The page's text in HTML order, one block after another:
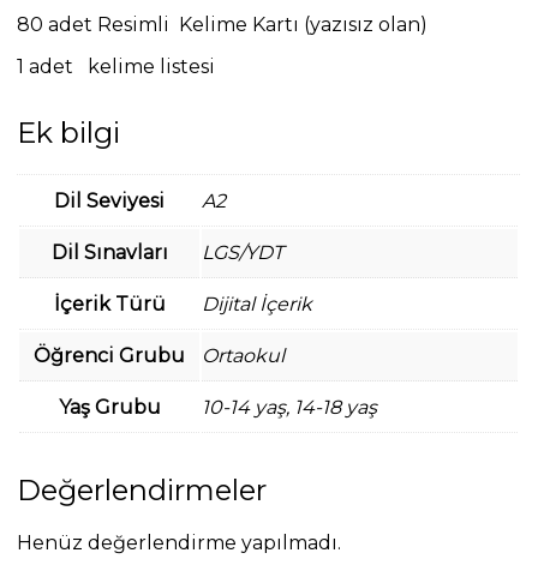
80 adet Resimli Kelime Kartı (yazısız olan)
1 adet kelime listesi
Ek bilgi
Dil Seviyesi A2
Dil Sınavları LGS/YDT
İçerik Türü Dijital İçerik
Öğrenci Grubu Ortaokul
Yaş Grubu 10-14 yaş, 14-18 yaş
Değerlendirmeler
Henüz değerlendirme yapılmadı.